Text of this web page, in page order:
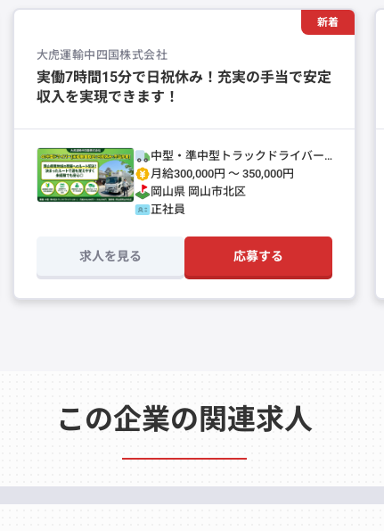
新着
大虎運輸中四国株式会社
実働7時間15分で日祝休み！充実の手当で安定
収入を実現できます！
中型・準中型トラックドライバー
(4t～)
月給300,000円 〜 350,000円
岡山県 岡山市北区
正社員
求人を見る 応募する
この企業の関連求人